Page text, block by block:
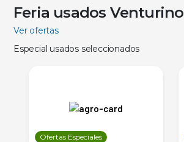
Feria usados Venturino
Ver ofertas
Especial usados seleccionados
Ofertas Especiales